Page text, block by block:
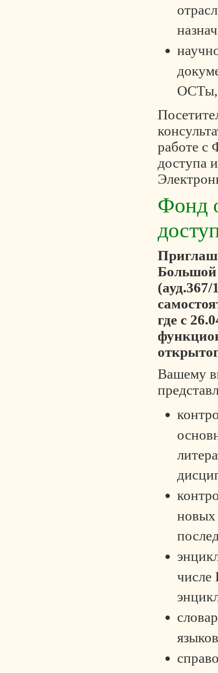
работе с
доступа
Фонд
Большой
(ауд.367/
где с
Вашему
новых
числе